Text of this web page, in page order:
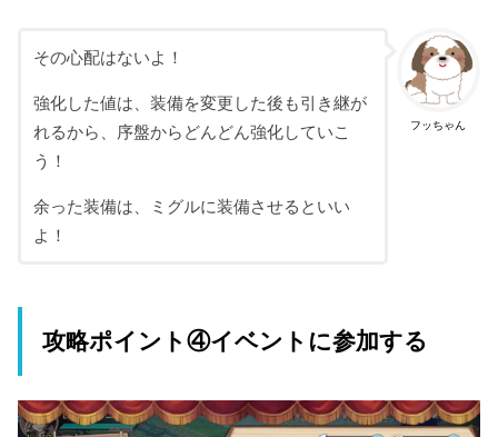
フッちゃん
その心配はないよ！
強化した値は、装備を変更した後も引き継が
れるから、序盤からどんどん強化していこ
う！
余った装備は、ミグルに装備させるといい
よ！
攻略ポイント④イベントに参加する